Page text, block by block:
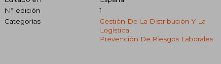
N° edición
1
Categorías
Gestión De La Distribución Y La
Logística
Prevención De Riesgos Laborales